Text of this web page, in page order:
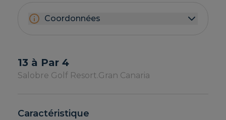
Coordonnées
13 à Par 4
Salobre Golf Resort.Gran Canaria
Caractéristique